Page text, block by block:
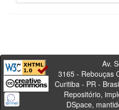
Av. Sete
3165 - Rebouças
Curitiba -
Repositório,
DSpace,